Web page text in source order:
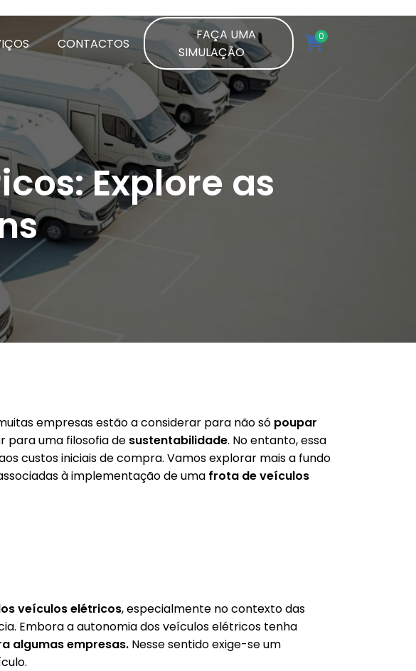
CONTACTOS
FAÇA UMA
SIMULAÇÃO
0
Explore as
empresas estão a considerar para não só poupar
para uma filosofia de sustentabilidade. No entanto, essa
custos iniciais de compra. Vamos explorar mais a fundo
à implementação de uma frota de veículos
veículos elétricos, especialmente no contexto das
Embora a autonomia dos veículos elétricos tenha
algumas empresas. Nesse sentido exige-se um